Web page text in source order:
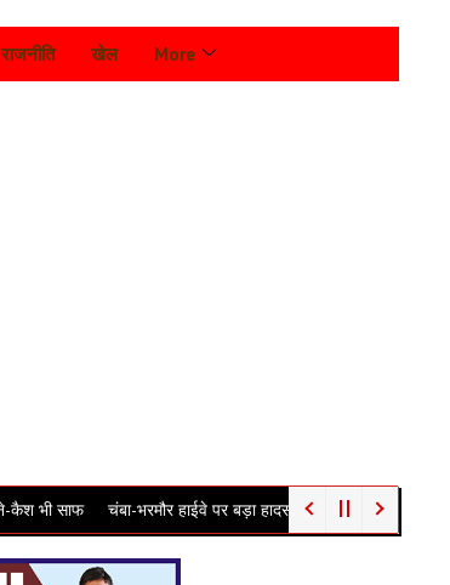
राजनीति खेल More
चंबा-भरमौर हाईवे पर बड़ा हादसा, चलती SUV की सनरूफ फाड़कर सीधे